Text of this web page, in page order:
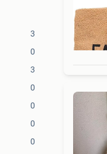
3
0
3
0
0
0
0